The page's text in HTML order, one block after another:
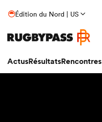
Édition du Nord | US
ActusRésultatsRencontres